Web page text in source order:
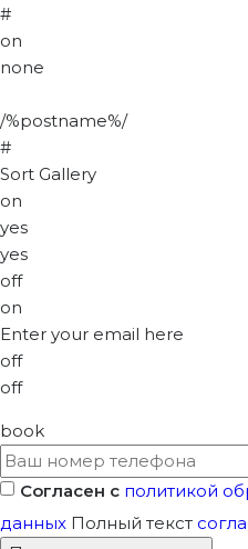
#
on
none
/%postname%/
#
Sort Gallery
on
yes
yes
off
on
Enter your email here
off
off
book
Согласен с политикой
данных Полный текст